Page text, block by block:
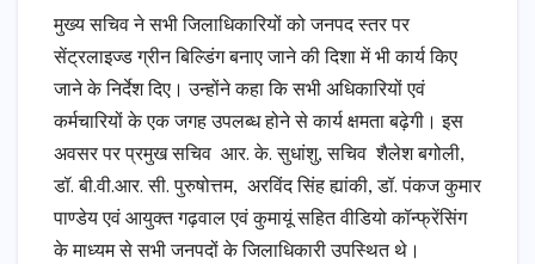
मुख्य सचिव ने सभी जिलाधिकारियों को जनपद स्तर पर
सेंट्रलाइज्ड ग्रीन बिल्डिंग बनाए जाने की दिशा में भी कार्य किए
जाने के निर्देश दिए। उन्होंने कहा कि सभी अधिकारियों एवं
कर्मचारियों के एक जगह उपलब्ध होने से कार्य क्षमता बढ़ेगी। इस
अवसर पर प्रमुख सचिव आर. के. सुधांशु, सचिव शैलेश बगोली,
डॉ. बी.वी.आर. सी. पुरुषोत्तम, अरविंद सिंह ह्यांकी, डॉ. पंकज कुमार
पाण्डेय एवं आयुक्त गढ़वाल एवं कुमायूं सहित वीडियो कॉन्फ्रेंसिंग
के माध्यम से सभी जनपदों के जिलाधिकारी उपस्थित थे।